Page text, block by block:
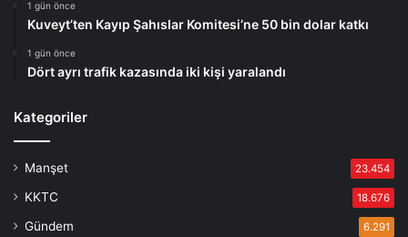
1 gün önce
Kuveyt’ten Kayıp Şahıslar Komitesi’ne 50 bin dolar katkı
1 gün önce
Dört ayrı trafik kazasında iki kişi yaralandı
Kategoriler
Manşet 23.454
KKTC 18.676
Gündem 6.291